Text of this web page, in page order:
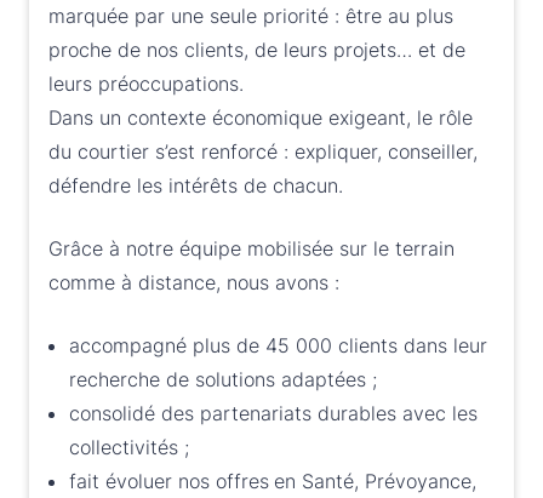
marquée par une seule priorité : être au plus
proche de nos clients, de leurs projets… et de
leurs préoccupations.
Dans un contexte économique exigeant, le rôle
du courtier s’est renforcé : expliquer, conseiller,
défendre les intérêts de chacun.
Grâce à notre équipe mobilisée sur le terrain
comme à distance, nous avons :
accompagné plus de 45 000 clients dans leur
recherche de solutions adaptées ;
consolidé des partenariats durables avec les
collectivités ;
fait évoluer nos offres en Santé, Prévoyance,